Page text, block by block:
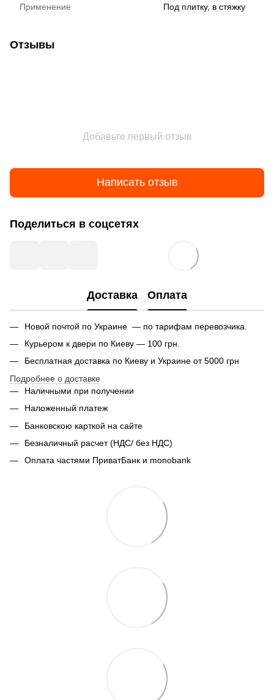
Применение Под плитку, в стяжку
Отзывы
Добавьте первый отзыв
Написать отзыв
Поделиться в соцсетях
Доставка Оплата
Новой почтой по Украине — по тарифам перевозчика.
Курьером к двери по Киеву — 100 грн.
Бесплатная доставка по Киеву и Украине от 5000 грн
Подробнее о доставке
Наличными при получении
Наложенный платеж
Банковскою карткой на сайте
Безналичный расчет (НДС/ без НДС)
Оплата частями ПриватБанк и monobank